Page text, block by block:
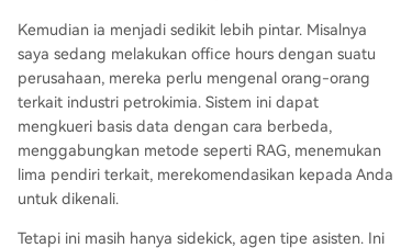
Kemudian ia menjadi sedikit lebih pintar. Misalnya
saya sedang melakukan office hours dengan suatu
perusahaan, mereka perlu mengenal orang-orang
terkait industri petrokimia. Sistem ini dapat
mengkueri basis data dengan cara berbeda,
menggabungkan metode seperti RAG, menemukan
lima pendiri terkait, merekomendasikan kepada Anda
untuk dikenali.
Tetapi ini masih hanya sidekick, agen tipe asisten. Ini